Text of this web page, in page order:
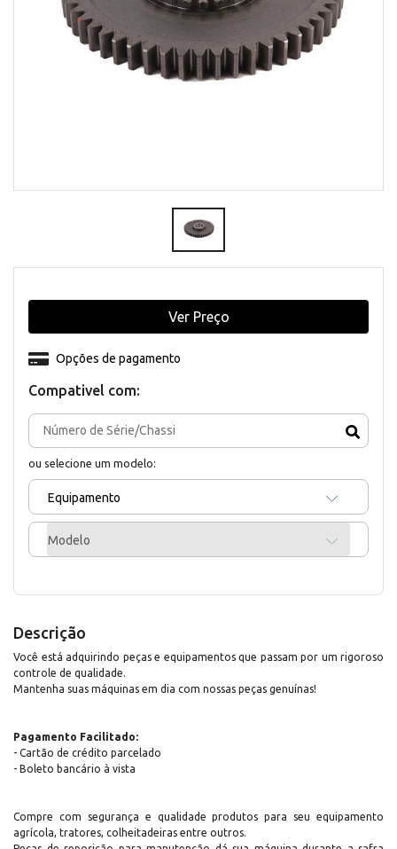
Compativel com:
ou selecione um modelo:
Equipamento
Modelo
Opções de pagamento
Ver Preço
Descrição
Você está adquirindo peças e equipamentos que passam por um rigoroso
controle de qualidade.
Mantenha suas máquinas em dia com nossas peças genuínas!
Pagamento Facilitado:
- Cartão de crédito parcelado
- Boleto bancário à vista
Compre com segurança e qualidade produtos para seu equipamento
agrícola, tratores, colheitadeiras entre outros.